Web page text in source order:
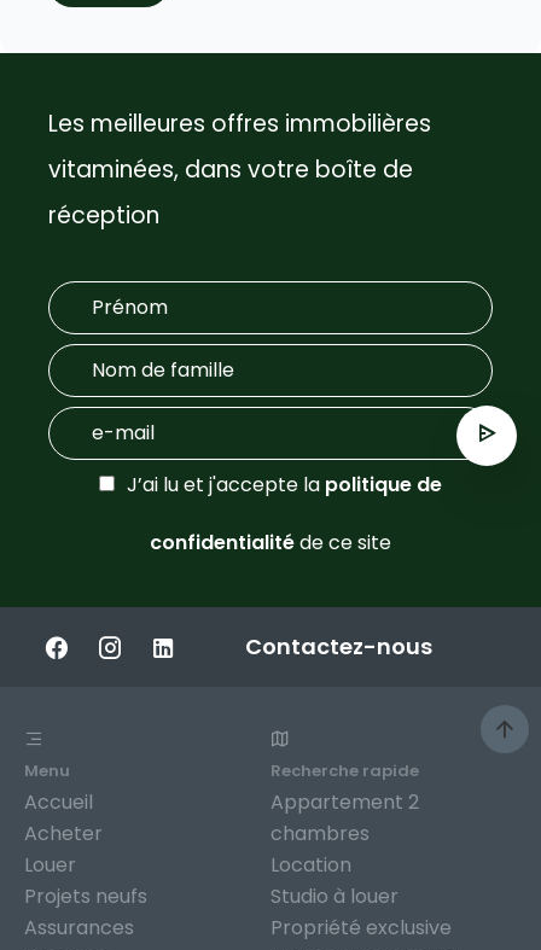
Les meilleures offres immobilières
vitaminées, dans votre boîte de
réception
J’ai lu et j'accepte la politique de
confidentialitéde ce site
Contactez-nous
Menu
Accueil
Acheter
Louer
Projets neufs
Assurances
Recherche rapide
Appartement 2
chambres
Location
Studio à louer
Propriété exclusive